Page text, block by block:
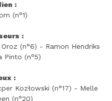
:
(n°1)
:
(n°6) - Ramon Hendriks
Pinto (n°5)
:
Kozłowski (n°17) - Melle
(n°20)